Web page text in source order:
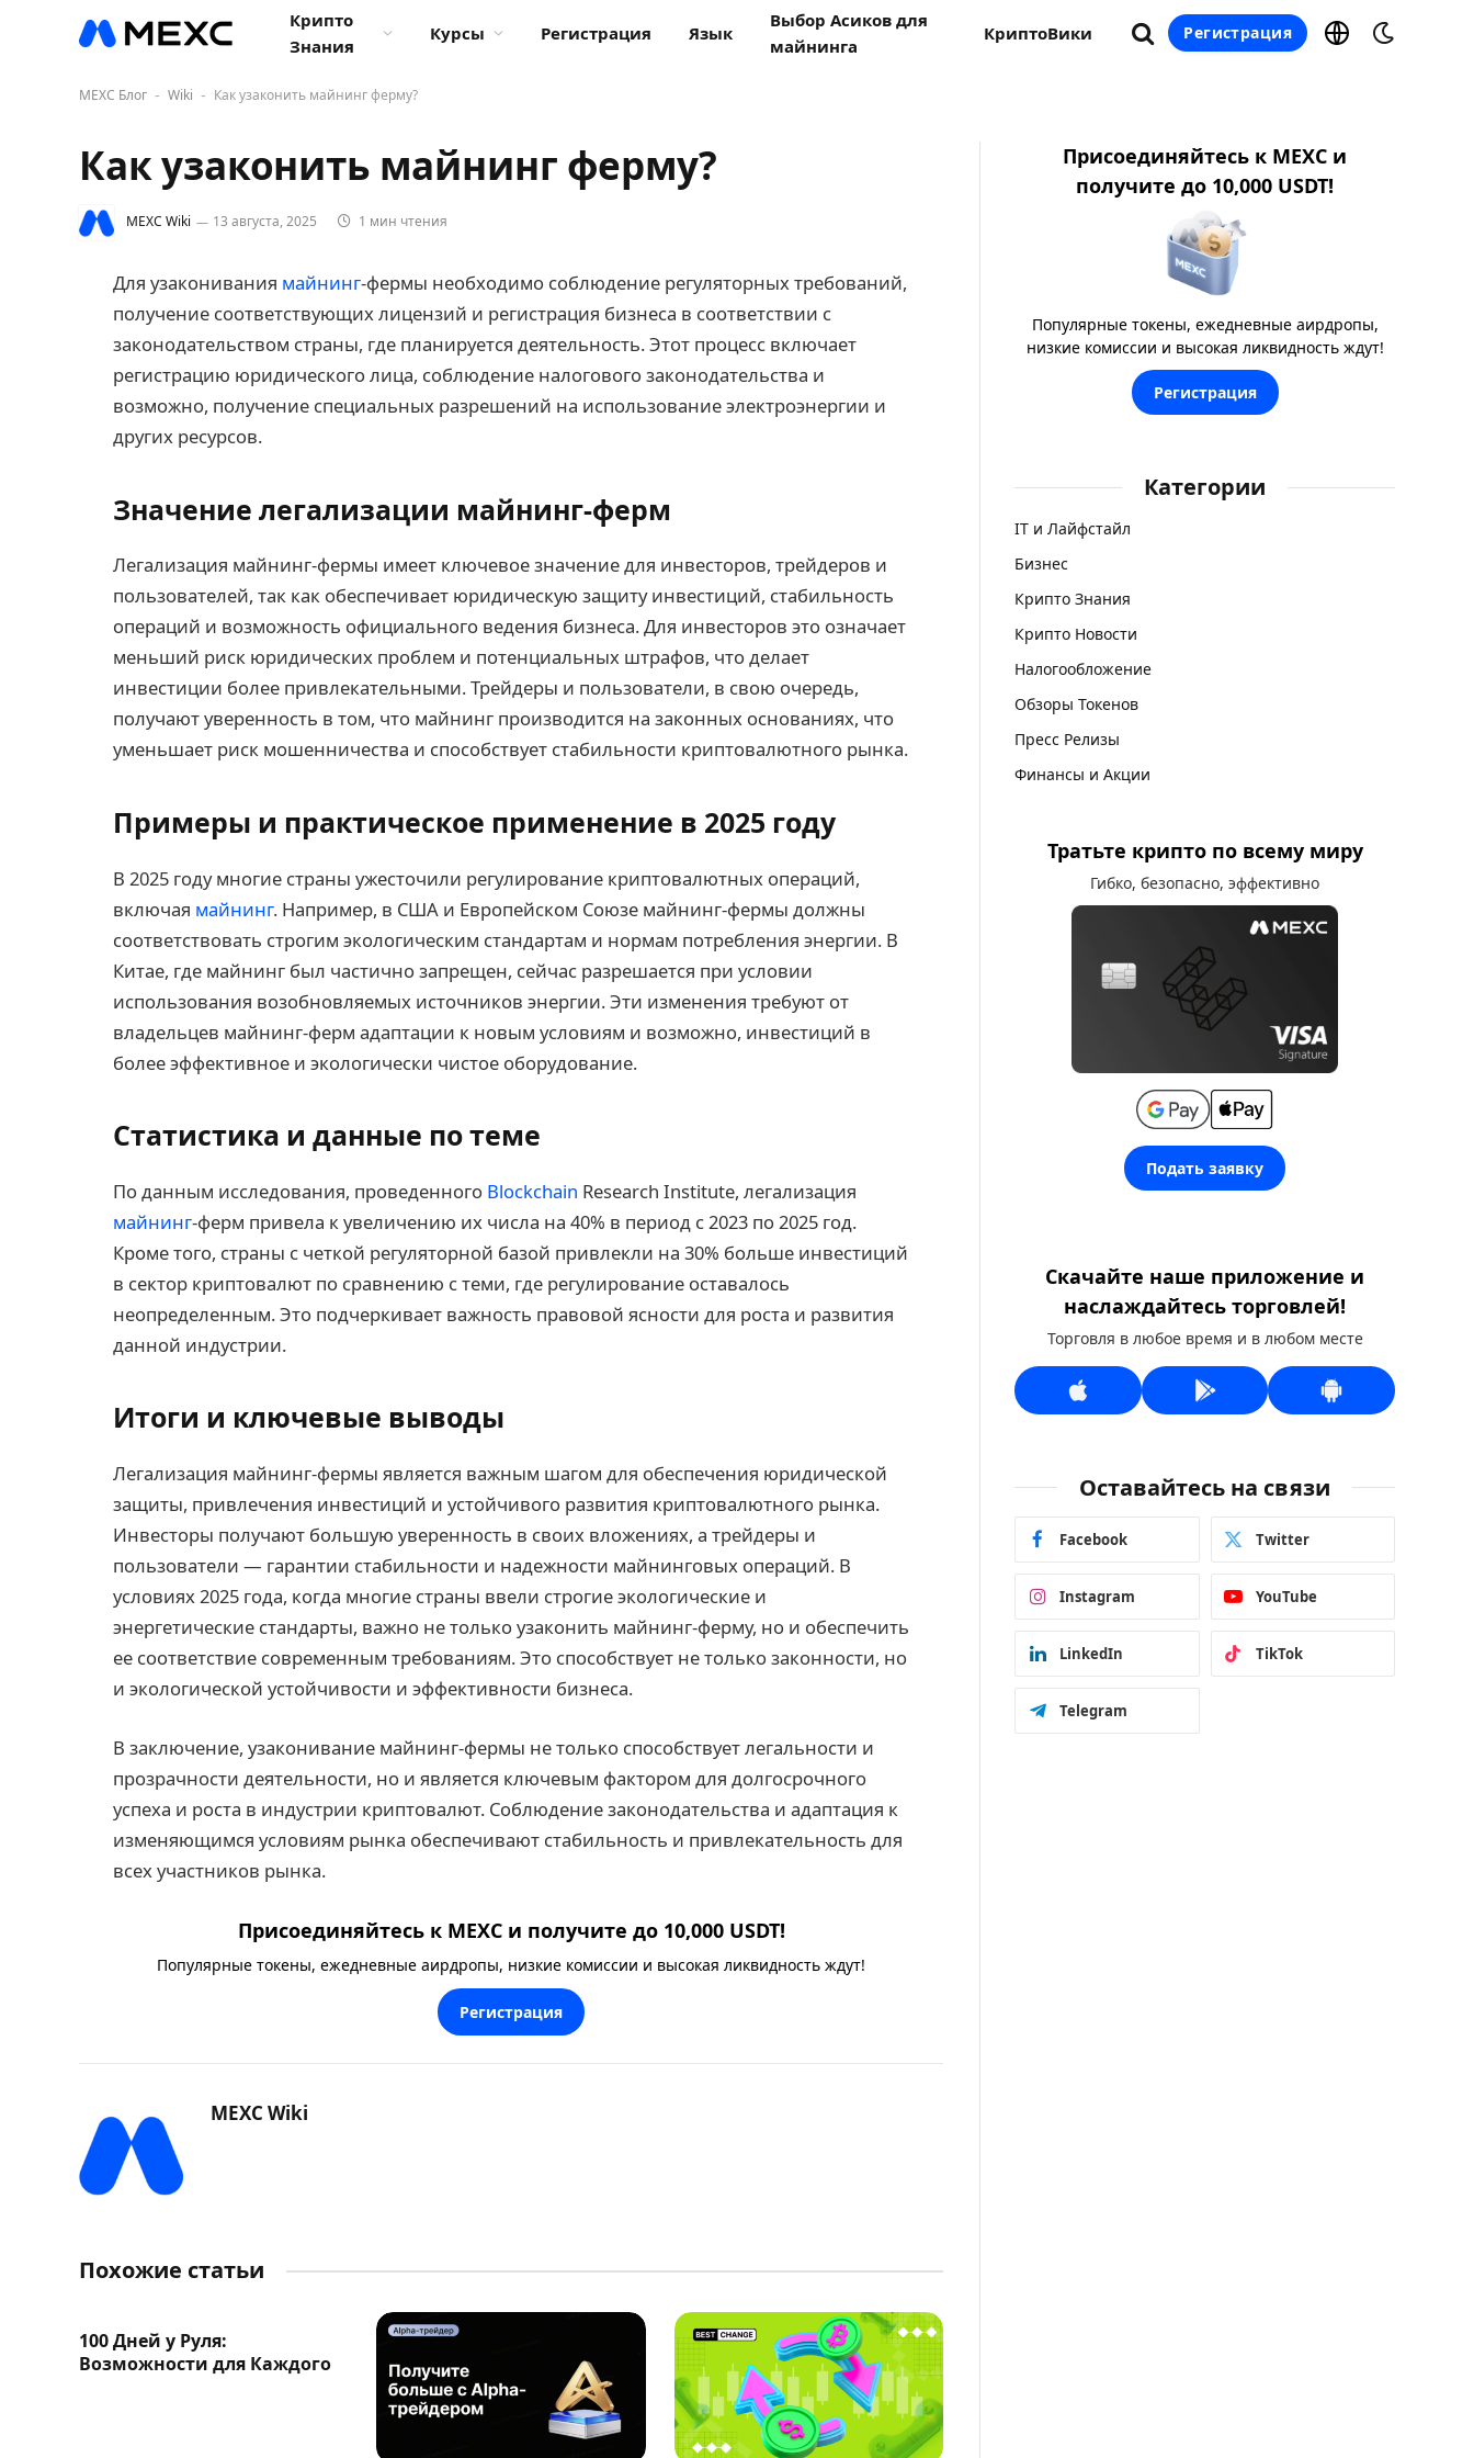
Крипто
Знания
Курсы Регистрация Язык
Выбор Асиков для
майнинга
КриптоВики Регистрация
MEXC Блог - Wiki - Как узаконить майнинг ферму?
Как узаконить майнинг ферму?
MEXC Wiki 13 августа, 2025 1 мин чтения
Для узаконивания майнинг-фермы необходимо соблюдение регуляторных требований,
получение соответствующих лицензий и регистрация бизнеса в соответствии с
законодательством страны, где планируется деятельность. Этот процесс включает
регистрацию юридического лица, соблюдение налогового законодательства и
возможно, получение специальных разрешений на использование электроэнергии и
других ресурсов.
Значение легализации майнинг-ферм
Легализация майнинг-фермы имеет ключевое значение для инвесторов, трейдеров и
пользователей, так как обеспечивает юридическую защиту инвестиций, стабильность
операций и возможность официального ведения бизнеса. Для инвесторов это означает
меньший риск юридических проблем и потенциальных штрафов, что делает
инвестиции более привлекательными. Трейдеры и пользователи, в свою очередь,
получают уверенность в том, что майнинг производится на законных основаниях, что
уменьшает риск мошенничества и способствует стабильности криптовалютного рынка.
Примеры и практическое применение в 2025 году
В 2025 году многие страны ужесточили регулирование криптовалютных операций,
включая майнинг. Например, в США и Европейском Союзе майнинг-фермы должны
соответствовать строгим экологическим стандартам и нормам потребления энергии. В
Китае, где майнинг был частично запрещен, сейчас разрешается при условии
использования возобновляемых источников энергии. Эти изменения требуют от
владельцев майнинг-ферм адаптации к новым условиям и возможно, инвестиций в
более эффективное и экологически чистое оборудование.
Статистика и данные по теме
По данным исследования, проведенного Blockchain Research Institute, легализация
майнинг-ферм привела к увеличению их числа на 40% в период с 2023 по 2025 год.
Кроме того, страны с четкой регуляторной базой привлекли на 30% больше инвестиций
в сектор криптовалют по сравнению с теми, где регулирование оставалось
неопределенным. Это подчеркивает важность правовой ясности для роста и развития
данной индустрии.
Итоги и ключевые выводы
Легализация майнинг-фермы является важным шагом для обеспечения юридической
защиты, привлечения инвестиций и устойчивого развития криптовалютного рынка.
Инвесторы получают большую уверенность в своих вложениях, а трейдеры и
пользователи — гарантии стабильности и надежности майнинговых операций. В
условиях 2025 года, когда многие страны ввели строгие экологические и
энергетические стандарты, важно не только узаконить майнинг-ферму, но и обеспечить
ее соответствие современным требованиям. Это способствует не только законности, но
и экологической устойчивости и эффективности бизнеса.
В заключение, узаконивание майнинг-фермы не только способствует легальности и
прозрачности деятельности, но и является ключевым фактором для долгосрочного
успеха и роста в индустрии криптовалют. Соблюдение законодательства и адаптация к
изменяющимся условиям рынка обеспечивают стабильность и привлекательность для
всех участников рынка.
Присоединяйтесь к MEXC и получите до 10,000 USDT!
Популярные токены, ежедневные аирдропы, низкие комиссии и высокая ликвидность ждут!
Регистрация
MEXC Wiki
Похожие статьи
100 Дней у Руля:
Возможности для Каждого
Присоединяйтесь к MEXC и
получите до 10,000 USDT!
Популярные токены, ежедневные аирдропы,
низкие комиссии и высокая ликвидность ждут!
Регистрация
Категории
IT и Лайфстайл
Бизнес
Крипто Знания
Крипто Новости
Налогообложение
Обзоры Токенов
Пресс Релизы
Финансы и Акции
Тратьте крипто по всему миру
Гибко, безопасно, эффективно
Подать заявку
Скачайте наше приложение и
наслаждайтесь торговлей!
Торговля в любое время и в любом месте
Оставайтесь на связи
Facebook Twitter
Instagram YouTube
LinkedIn TikTok
Telegram